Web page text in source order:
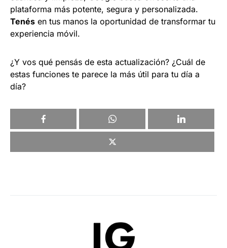
plataforma más potente, segura y personalizada.
Tenés en tus manos la oportunidad de transformar tu
experiencia móvil.
¿Y vos qué pensás de esta actualización? ¿Cuál de
estas funciones te parece la más útil para tu día a
día?